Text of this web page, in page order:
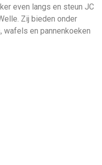
even langs en steun JC
Zij bieden onder
wafels en pannenkoeken